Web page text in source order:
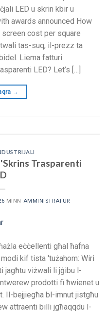
LED u skrin kbir u
awards announced How
cost per square
tas-suq, il-prezz ta
Liema fatturi
LED? Let’s […]
→
Trasparenti
MINN AMMINISTRATUR
eċċellenti għal ħafna
kif tista 'tużahom: Wiri
jagħtu viżwali li jġibu l-
prodotti fi ħwienet u
Il-bejjiegħa bl-imnut jistgħu
attraenti billi jgħaqqdu l-